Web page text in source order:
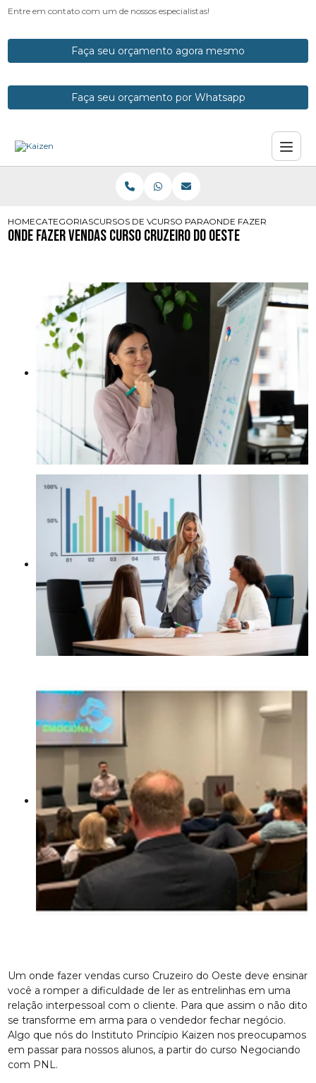
Entre em contato com um de nossos especialistas!
Faça seu orçamento agora mesmo
Faça seu orçamento por Whatsapp
HOMECATEGORIASCURSOS DE VENDASCURSO PARA VENDASONDE FAZER VENDAS
Onde Fazer Vendas Curso Cruzeiro do Oeste
Um onde fazer vendas curso Cruzeiro do Oeste deve ensinar
você a romper a dificuldade de ler as entrelinhas em uma
relação interpessoal com o cliente. Para que assim o não dito
se transforme em arma para o vendedor fechar negócio.
Algo que nós do Instituto Princípio Kaizen nos preocupamos
em passar para nossos alunos, a partir do curso Negociando
com PNL.